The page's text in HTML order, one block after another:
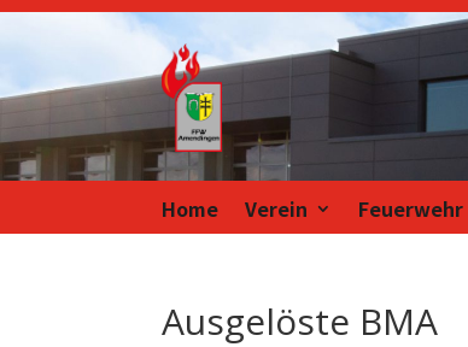
Home Verein Feuerwehr
Ausgelöste BMA